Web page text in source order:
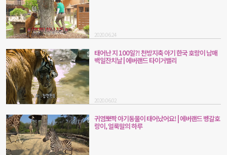
2020.06.24
태어난 지 100일?! 천방지축 아기 한국 호랑이 남매
백일잔치날 | 에버랜드 타이거밸리
2020.06.02
귀염뽀짝 아기동물이 태어났어요! | 에버랜드 벵갈호
랑이, 얼룩말의 하루